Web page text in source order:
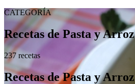
CATEGORÍA
Recetas de Pasta y Arroz
237 recetas
Recetas de Pasta y Arroz